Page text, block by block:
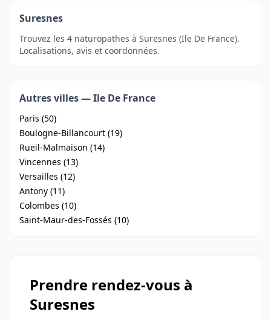
Suresnes
Trouvez les 4 naturopathes à Suresnes (Ile De France).
Localisations, avis et coordonnées.
Autres villes — Ile De France
Paris (50)
Boulogne-Billancourt (19)
Rueil-Malmaison (14)
Vincennes (13)
Versailles (12)
Antony (11)
Colombes (10)
Saint-Maur-des-Fossés (10)
Prendre rendez-vous à
Suresnes